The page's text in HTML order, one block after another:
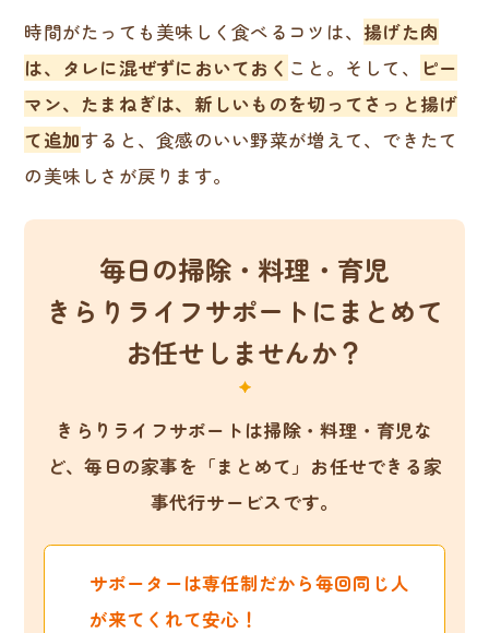
時間がたっても美味しく食べるコツは、 揚げた肉
は、タレに混ぜずにおいておく こと。そして、
ピー
マン、たまねぎは、新しいものを切ってさっと揚げ
て追加すると、食感のいい野菜が増えて、できたて
の美味しさが戻ります。
毎日の掃除・料理・育児
きらりライフサポートにまとめて
お任せしませんか？
きらりライフサポートは掃除・料理・育児な
ど、毎日の家事を「まとめて」お任せできる家
事代行サービスです。
サポーターは専任制だから毎回同じ人
が来てくれて安心！